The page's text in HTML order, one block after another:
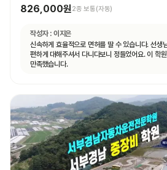
826,000원2종 보통(자동)
작성자 : 이지은
신속하게 효율적으로 면허를 딸 수 있습니다. 선생
편하게 대해주셔서 다니다보니 정들었어요. 이 학
만족했습니다.